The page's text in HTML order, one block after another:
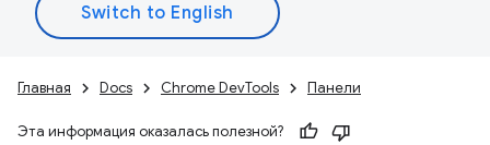
Главная Docs Chrome DevTools Панели
Эта информация оказалась полезной?